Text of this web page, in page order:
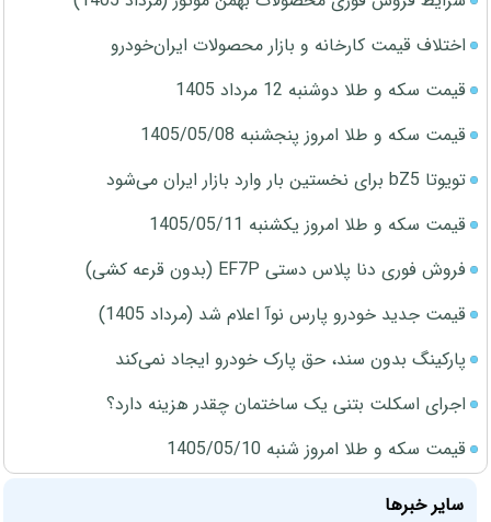
اختلاف قیمت کارخانه و بازار محصولات ایران‌خودرو
قیمت سکه و طلا دوشنبه 12 مرداد 1405
قیمت سکه و طلا امروز پنجشنبه 1405/05/08
تویوتا bZ5 برای نخستین بار وارد بازار ایران می‌شود
قیمت سکه و طلا امروز یکشنبه 1405/05/11
فروش فوری دنا پلاس دستی EF7P (بدون قرعه کشی)
قیمت جدید خودرو پارس نوآ اعلام شد (مرداد 1405)
پارکینگ بدون سند، حق پارک خودرو ایجاد نمی‌کند
اجرای اسکلت بتنی یک ساختمان چقدر هزینه دارد؟
قیمت سکه و طلا امروز شنبه 1405/05/10
سایر خبرها